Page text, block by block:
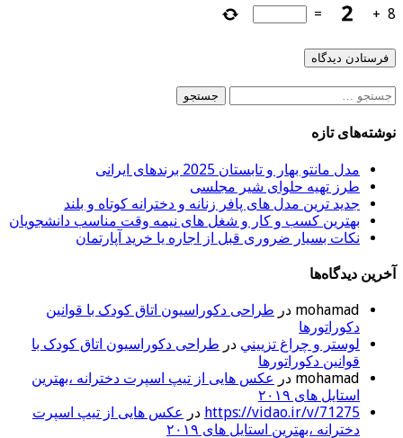
8
+
=
جستجو
برای:
نوشته‌های تازه
مدل مانتو بهار و تابستان 2025 برندهای ایرانی
طرز تهیه حلوای شیر مجلسی
جدید ترین مدل های پافر زنانه و دخترانه کوتاه و بلند
بهترین کسب و کار و شغل های نیمه وقت مناسب دانشجویان
نکات بسیار ضروری قبل از اجاره یا خرید آپارتمان
آخرین دیدگاه‌ها
mohamad در طراحی دکوراسیون اتاق کودک با قوانین
دکوراتورها
لوستر و چراغ تزييني در طراحی دکوراسیون اتاق کودک با
قوانین دکوراتورها
mohamad در عکس هایی از تیپ اسپرت دخترانه ،بهترین
استایل های ۲۰۱۹
https://vidao.ir/v/71275 در عکس هایی از تیپ اسپرت
دخترانه ،بهترین استایل های ۲۰۱۹